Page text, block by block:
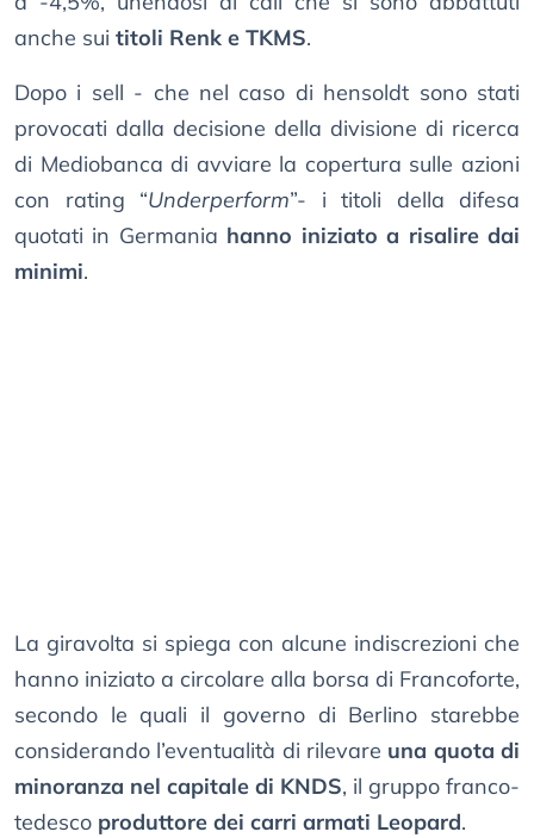
anche sui titoli Renk e TKMS.
Dopo i sell - che nel caso di hensoldt sono stati
provocati dalla decisione della divisione di ricerca
di Mediobanca di avviare la copertura sulle azioni
con rating “Underperform”- i titoli della difesa
quotati in Germania hanno iniziato a risalire dai
minimi.
La giravolta si spiega con alcune indiscrezioni che
hanno iniziato a circolare alla borsa di Francoforte,
secondo le quali il governo di Berlino starebbe
considerando l’eventualità di rilevare una quota di
minoranza nel capitale di KNDS, il gruppo franco-
tedesco produttore dei carri armati Leopard.